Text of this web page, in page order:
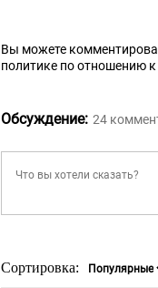
Вы можете
политике по отношению
Обсуждение: 24
Сортировка: